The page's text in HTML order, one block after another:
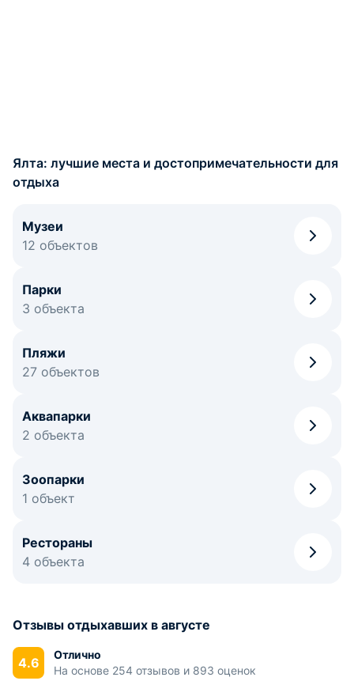
Ялта: лучшие места и достопримечательности для
отдыха
Музеи
12 объектов
Парки
3 объекта
Пляжи
27 объектов
Аквапарки
2 объекта
Зоопарки
1 объект
Рестораны
4 объекта
Отзывы отдыхавших в августе
4.6
Отлично
На основе 254 отзывов и 893 оценок